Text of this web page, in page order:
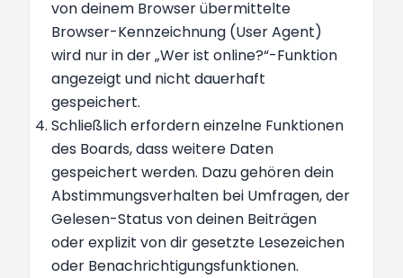
von deinem Browser übermittelte
Browser-Kennzeichnung (User Agent)
wird nur in der „Wer ist online?“-Funktion
angezeigt und nicht dauerhaft
gespeichert.
Schließlich erfordern einzelne Funktionen
des Boards, dass weitere Daten
gespeichert werden. Dazu gehören dein
Abstimmungsverhalten bei Umfragen, der
Gelesen-Status von deinen Beiträgen
oder explizit von dir gesetzte Lesezeichen
oder Benachrichtigungsfunktionen.